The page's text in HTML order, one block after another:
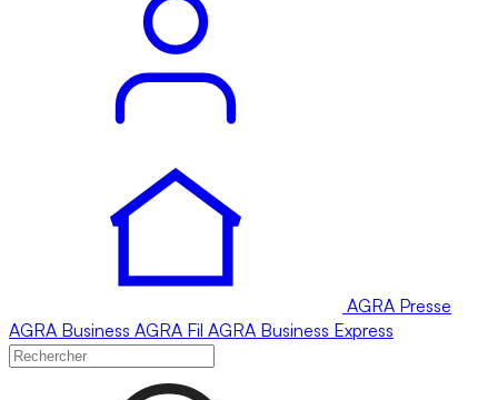
AGRA Presse
AGRA Business AGRA Fil AGRA Business Express